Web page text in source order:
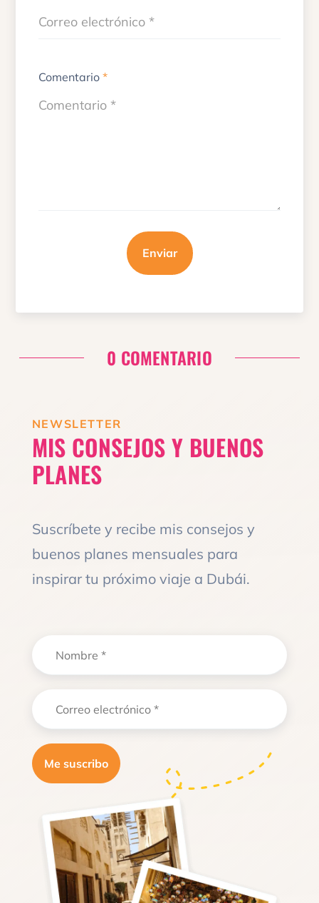
Comentario*
Enviar
0 COMENTARIO
NEWSLETTER
MIS CONSEJOS Y BUENOS
PLANES
Suscríbete y recibe mis consejos y
buenos planes mensuales para
inspirar tu próximo viaje a Dubái.